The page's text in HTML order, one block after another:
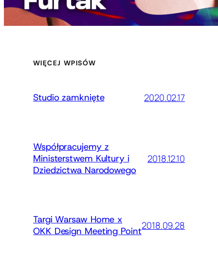
WIĘCEJ WPISÓW
Studio zamknięte 2020.02.17
Współpracujemy z
Ministerstwem Kultury i
Dziedzictwa Narodowego
2018.12.10
Targi Warsaw Home x
OKK Design Meeting Point2018.09.28